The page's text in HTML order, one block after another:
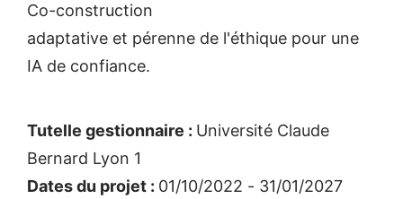
Co-construction
adaptative et pérenne de l'éthique pour une
IA de confiance.
Tutelle gestionnaire : Université Claude
Bernard Lyon 1
Dates du projet : 01/10/2022 - 31/01/2027